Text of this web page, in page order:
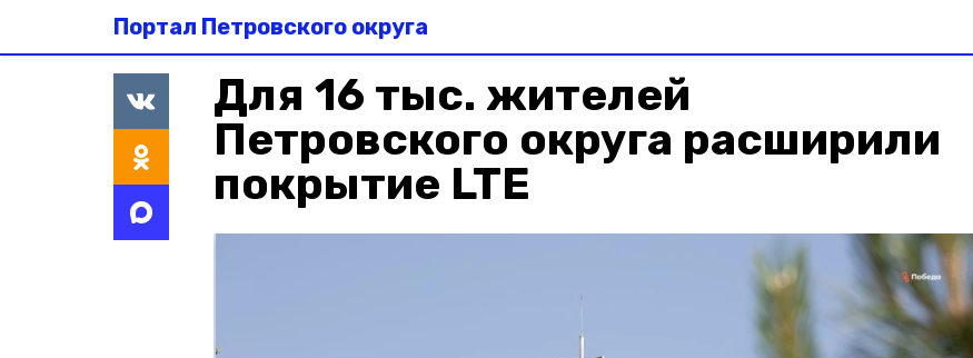
Портал Петровского округа
Для 16 тыс. жителей
Петровского округа расширили
покрытие LTE